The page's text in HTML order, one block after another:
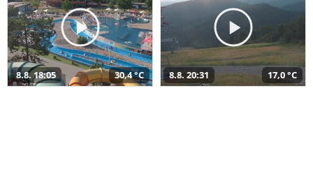
8.8. 18:05 30,4 °C 8.8. 20:31 17,0 °C